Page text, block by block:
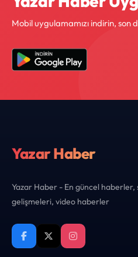
Mobil uygulamamızı indirin,
Yazar Haber
Yazar Haber - En güncel haberler,
gelişmeleri, video haberler